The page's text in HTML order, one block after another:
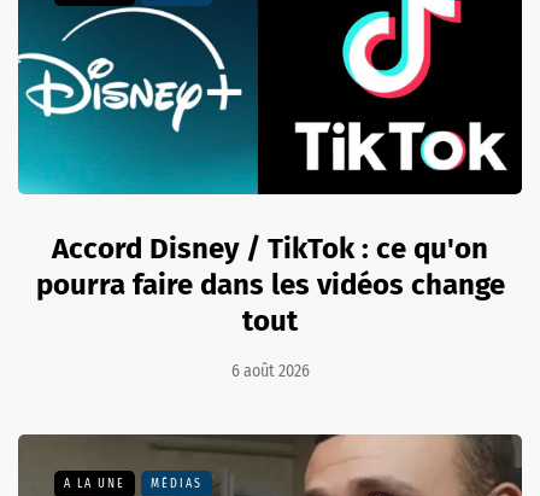
Accord Disney / TikTok : ce qu'on
pourra faire dans les vidéos change
tout
6 août 2026
A LA UNE MÉDIAS